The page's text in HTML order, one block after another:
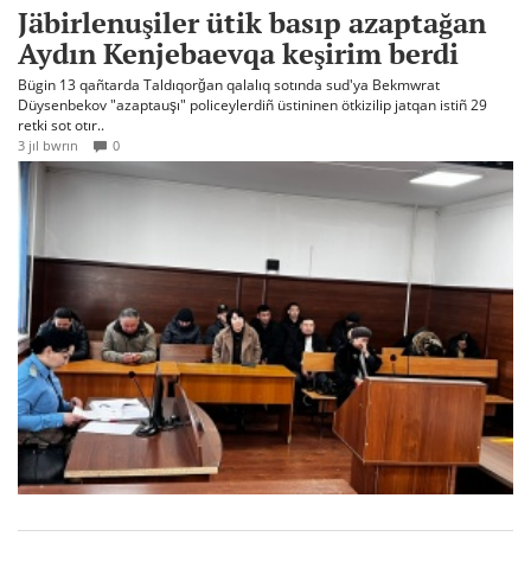
Jäbirlenuşiler ütik basıp azaptağan
Aydın Kenjebaevqa keşirim berdi
Bügin 13 qañtarda Taldıqorğan qalalıq sotında sud'ya Bekmwrat
Düysenbekov "azaptauşı" policeylerdiñ üstininen ötkizilip jatqan istiñ 29
retki sot otır..
3 jıl bwrın 0